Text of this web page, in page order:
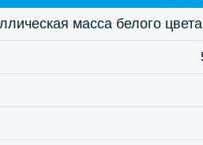
масса белого